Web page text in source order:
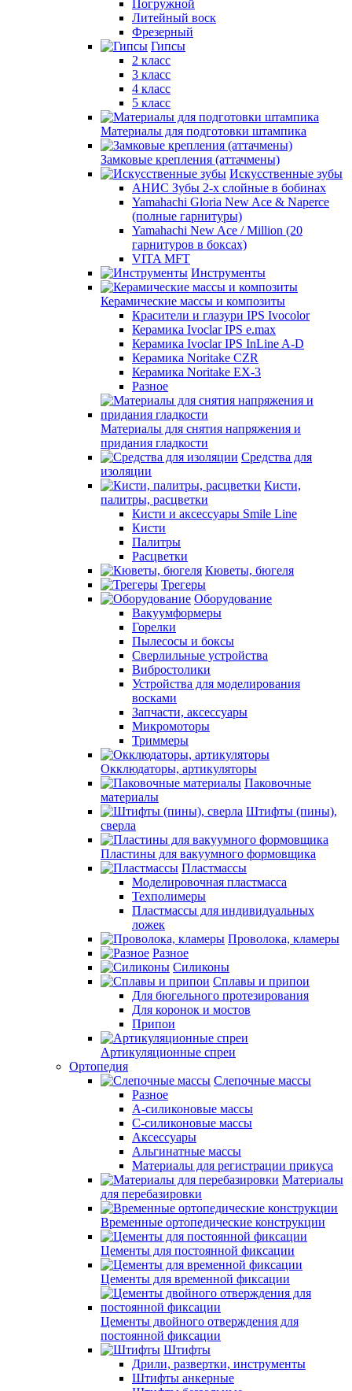
Погружной
Литейный воск
Фрезерный
Гипсы
2 класс
3 класс
4 класс
5 класс
Материалы для подготовки штампика
Замковые крепления (аттачмены)
Искусственные зубы
АНИС Зубы 2-х слойные в бобинах
Yamahachi Gloria New Ace & Naperce
(полные гарнитуры)
Yamahachi New Ace / Million (20
гарнитуров в боксах)
VITA MFT
Инструменты
Керамические массы и композиты
Красители и глазури IPS Ivocolor
Керамика Ivoclar IPS e.max
Керамика Ivoclar IPS InLine A-D
Керамика Noritake CZR
Керамика Noritake EX-3
Разное
Материалы для снятия напряжения и
придания гладкости
Средства для
изоляции
Кисти,
палитры, расцветки
Кисти и аксессуары Smile Line
Кисти
Палитры
Расцветки
Кюветы, бюгеля
Трегеры
Оборудование
Вакуумформеры
Горелки
Пылесосы и боксы
Сверлильные устройства
Вибростолики
Устройства для моделирования
восками
Запчасти, аксессуары
Микромоторы
Триммеры
Окклюдаторы, артикуляторы
Паковочные
материалы
Штифты (пины),
сверла
Пластины для вакуумного формовщика
Пластмассы
Моделировочная пластмасса
Техполимеры
Пластмассы для индивидуальных
ложек
Проволока, кламеры
Разное
Силиконы
Сплавы и припои
Для бюгельного протезирования
Для коронок и мостов
Припои
Артикуляционные спреи
Ортопедия
Слепочные массы
Разное
А-силиконовые массы
С-силиконовые массы
Аксессуары
Альгинатные массы
Материалы для регистрации прикуса
Материалы
для перебазировки
Временные ортопедические конструкции
Цементы для постоянной фиксации
Цементы для временной фиксации
Цементы двойного отверждения для
постоянной фиксации
Штифты
Дрили, развертки, инструменты
Штифты анкерные